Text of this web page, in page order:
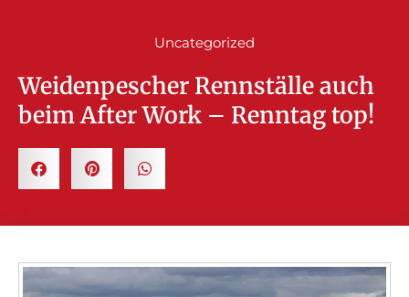
Uncategorized
Weidenpescher Rennställe auch
beim After Work – Renntag top!